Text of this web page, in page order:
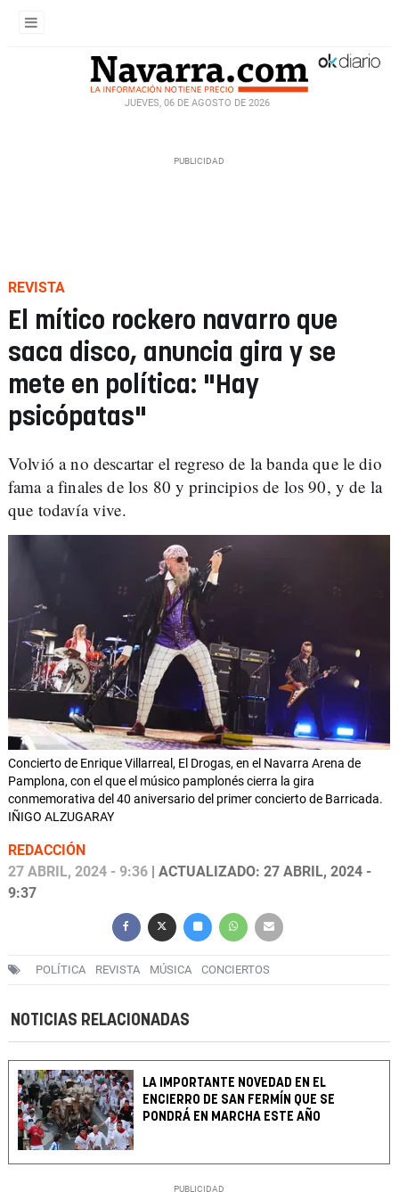
JUEVES, 06 DE AGOSTO DE 2026
REVISTA
El mítico rockero navarro que
saca disco, anuncia gira y se
mete en política: "Hay
psicópatas"
Volvió a no descartar el regreso de la banda que le dio
fama a finales de los 80 y principios de los 90, y de la
que todavía vive.
Concierto de Enrique Villarreal, El Drogas, en el Navarra Arena de
Pamplona, con el que el músico pamplonés cierra la gira
conmemorativa del 40 aniversario del primer concierto de Barricada.
IÑIGO ALZUGARAY
REDACCIÓN
27 ABRIL, 2024 - 9:36 | ACTUALIZADO: 27 ABRIL, 2024 -
9:37
POLÍTICA REVISTA MÚSICA CONCIERTOS
NOTICIAS RELACIONADAS
LA IMPORTANTE NOVEDAD EN EL
ENCIERRO DE SAN FERMÍN QUE SE
PONDRÁ EN MARCHA ESTE AÑO